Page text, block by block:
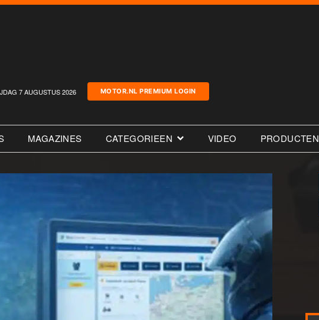
7 AUGUSTUS 2026 MOTOR.NL PREMIUM LOGIN
MAGAZINES CATEGORIEEN VIDEO PRODUCTEN